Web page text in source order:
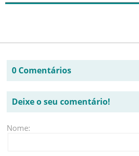
0 Comentários
Deixe o seu comentário!
Nome: